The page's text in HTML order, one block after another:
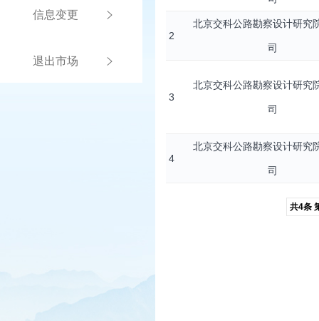
信息变更
退出市场
2
北京交科公路勘察设计研究
司
3
北京交科公路勘察设计研究
司
4
北京交科公路勘察设计研究
司
共4条